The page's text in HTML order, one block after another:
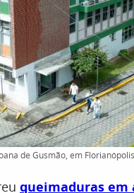
de Gusmão, em
queimaduras em